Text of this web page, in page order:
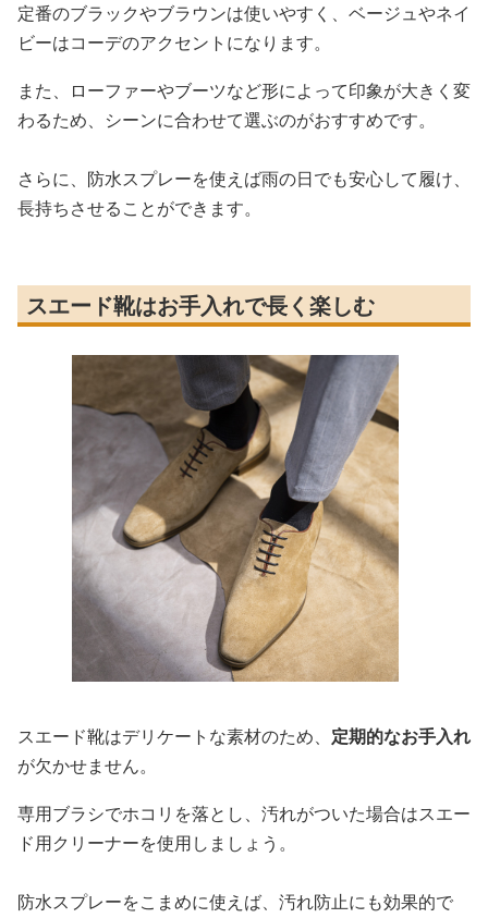
定番のブラックやブラウンは使いやすく、ベージュやネイ
ビーはコーデのアクセントになります。
また、ローファーやブーツなど形によって印象が大きく変
わるため、シーンに合わせて選ぶのがおすすめです。
さらに、防水スプレーを使えば雨の日でも安心して履け、
長持ちさせることができます。
スエード靴はお手入れで長く楽しむ
スエード靴はデリケートな素材のため、 定期的なお手入れ
が欠かせません。
専用ブラシでホコリを落とし、汚れがついた場合はスエー
ド用クリーナーを使用しましょう。
防水スプレーをこまめに使えば、汚れ防止にも効果的で